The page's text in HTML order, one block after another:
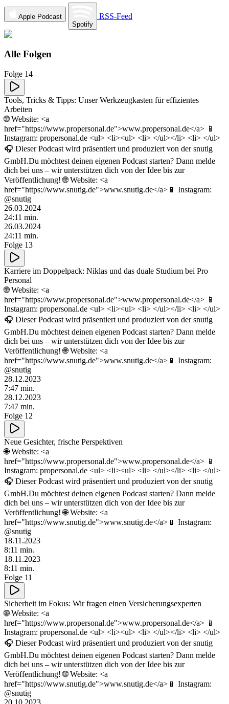
Apple Podcast
Spotify
RSS-Feed
Alle Folgen
Folge 14
Tools, Tricks & Tipps: Unser Werkzeugkasten für effizientes
Arbeiten
🌐 Website: <a
href="https://www.propersonal.de">www.propersonal.de</a> 📱
Instagram: propersonal.de <ul> <li><ul> <li> </ul></li> <li> </ul>
🎧 Dieser Podcast wird präsentiert und produziert von der snutig
GmbH.Du möchtest deinen eigenen Podcast starten? Dann melde
dich bei uns – wir unterstützen dich von der Idee bis zur
Veröffentlichung! 🌐 Website: <a
href="https://www.snutig.de">www.snutig.de</a>📱 Instagram:
@snutig
26.03.2024
24:11 min.
26.03.2024
24:11 min.
Folge 13
Karriere im Doppelpack: Niklas und das duale Studium bei Pro
Personal
🌐 Website: <a
href="https://www.propersonal.de">www.propersonal.de</a> 📱
Instagram: propersonal.de <ul> <li><ul> <li> </ul></li> <li> </ul>
🎧 Dieser Podcast wird präsentiert und produziert von der snutig
GmbH.Du möchtest deinen eigenen Podcast starten? Dann melde
dich bei uns – wir unterstützen dich von der Idee bis zur
Veröffentlichung! 🌐 Website: <a
href="https://www.snutig.de">www.snutig.de</a>📱 Instagram:
@snutig
28.12.2023
7:47 min.
28.12.2023
7:47 min.
Folge 12
Neue Gesichter, frische Perspektiven
🌐 Website: <a
href="https://www.propersonal.de">www.propersonal.de</a> 📱
Instagram: propersonal.de <ul> <li><ul> <li> </ul></li> <li> </ul>
🎧 Dieser Podcast wird präsentiert und produziert von der snutig
GmbH.Du möchtest deinen eigenen Podcast starten? Dann melde
dich bei uns – wir unterstützen dich von der Idee bis zur
Veröffentlichung! 🌐 Website: <a
href="https://www.snutig.de">www.snutig.de</a>📱 Instagram:
@snutig
18.11.2023
8:11 min.
18.11.2023
8:11 min.
Folge 11
Sicherheit im Fokus: Wir fragen einen Versicherungsexperten
🌐 Website: <a
href="https://www.propersonal.de">www.propersonal.de</a> 📱
Instagram: propersonal.de <ul> <li><ul> <li> </ul></li> <li> </ul>
🎧 Dieser Podcast wird präsentiert und produziert von der snutig
GmbH.Du möchtest deinen eigenen Podcast starten? Dann melde
dich bei uns – wir unterstützen dich von der Idee bis zur
Veröffentlichung! 🌐 Website: <a
href="https://www.snutig.de">www.snutig.de</a>📱 Instagram:
@snutig
20.10.2023